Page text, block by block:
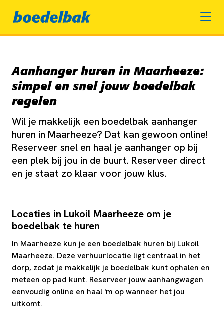
Aanhanger huren in Maarheeze:
simpel en snel jouw boedelbak
regelen
Wil je makkelijk een boedelbak aanhanger
huren in Maarheeze? Dat kan gewoon online!
Reserveer snel en haal je aanhanger op bij
een plek bij jou in de buurt. Reserveer direct
en je staat zo klaar voor jouw klus.
Locaties in Lukoil Maarheeze om je
boedelbak te huren
In Maarheeze kun je een boedelbak huren bij Lukoil
Maarheeze. Deze verhuurlocatie ligt centraal in het
dorp, zodat je makkelijk je boedelbak kunt ophalen en
meteen op pad kunt. Reserveer jouw aanhangwagen
eenvoudig online en haal 'm op wanneer het jou
uitkomt.